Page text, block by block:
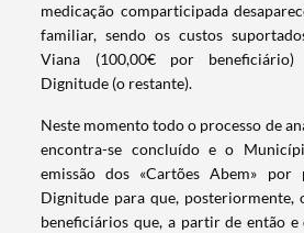
medicação comparticipada
familiar, sendo os custos
Viana (100,00€ por
Dignitude (o restante).
Neste momento todo o processo de
encontra-se concluído e o
emissão dos «Cartões Abem» por
Dignitude para que, posteriormente,
beneficiários que, a partir de então